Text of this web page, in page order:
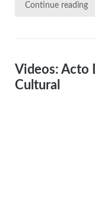
Continue reading
Videos: Acto
Cultural